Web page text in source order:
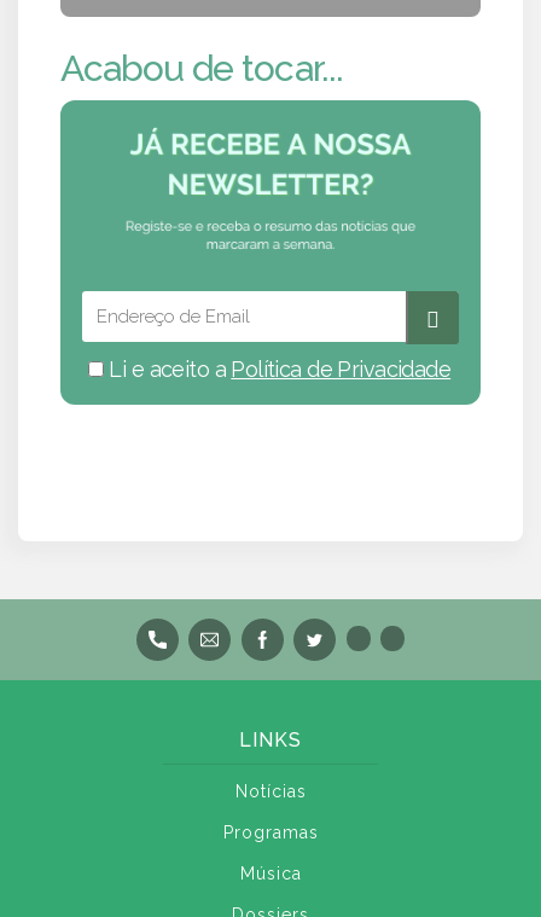
Acabou de tocar...
Li e aceito a Política de Privacidade
LINKS
Notícias
Programas
Música